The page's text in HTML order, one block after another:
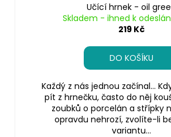
Učící hrnek - oil
Skladem - ihned k
219 Kč
DO KOŠÍKU
Každý z nás jednou začínal…
pít z hrnečku, často do něj
zoubků o porcelán a střípky
opravdu nehrozí, zvolíte-li
variantu...